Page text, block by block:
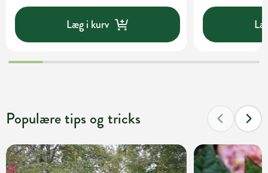
Læg i kurv
Populære tips og tricks